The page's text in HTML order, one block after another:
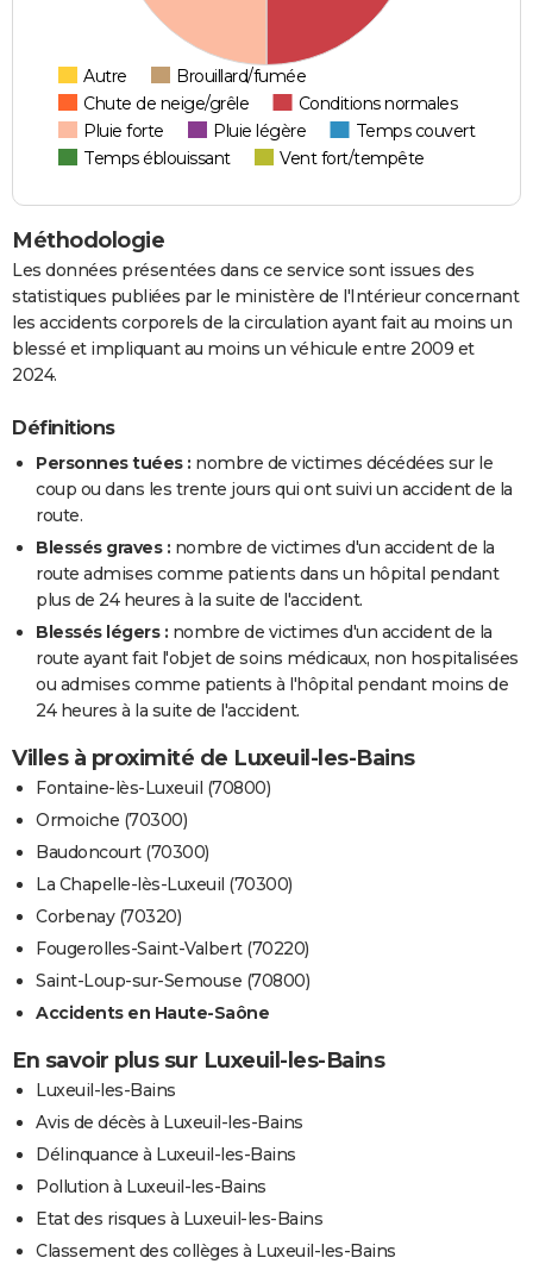
Autre
Brouillard/fumée
Chute de neige/grêle
Conditions normales
Pluie forte
Pluie légère
Temps couvert
Temps éblouissant
Vent fort/tempête
Méthodologie
Les données présentées dans ce service sont issues des
statistiques publiées par le ministère de l'Intérieur concernant
les accidents corporels de la circulation ayant fait au moins un
blessé et impliquant au moins un véhicule entre 2009 et
2024.
Définitions
Personnes tuées : nombre de victimes décédées sur le
coup ou dans les trente jours qui ont suivi un accident de la
route.
Blessés graves : nombre de victimes d'un accident de la
route admises comme patients dans un hôpital pendant
plus de 24 heures à la suite de l'accident.
Blessés légers : nombre de victimes d'un accident de la
route ayant fait l'objet de soins médicaux, non hospitalisées
ou admises comme patients à l'hôpital pendant moins de
24 heures à la suite de l'accident.
Villes à proximité de Luxeuil-les-Bains
Fontaine-lès-Luxeuil (70800)
Ormoiche (70300)
Baudoncourt (70300)
La Chapelle-lès-Luxeuil (70300)
Corbenay (70320)
Fougerolles-Saint-Valbert (70220)
Saint-Loup-sur-Semouse (70800)
Accidents en Haute-Saône
En savoir plus sur Luxeuil-les-Bains
Luxeuil-les-Bains
Avis de décès à Luxeuil-les-Bains
Délinquance à Luxeuil-les-Bains
Pollution à Luxeuil-les-Bains
Etat des risques à Luxeuil-les-Bains
Classement des collèges à Luxeuil-les-Bains